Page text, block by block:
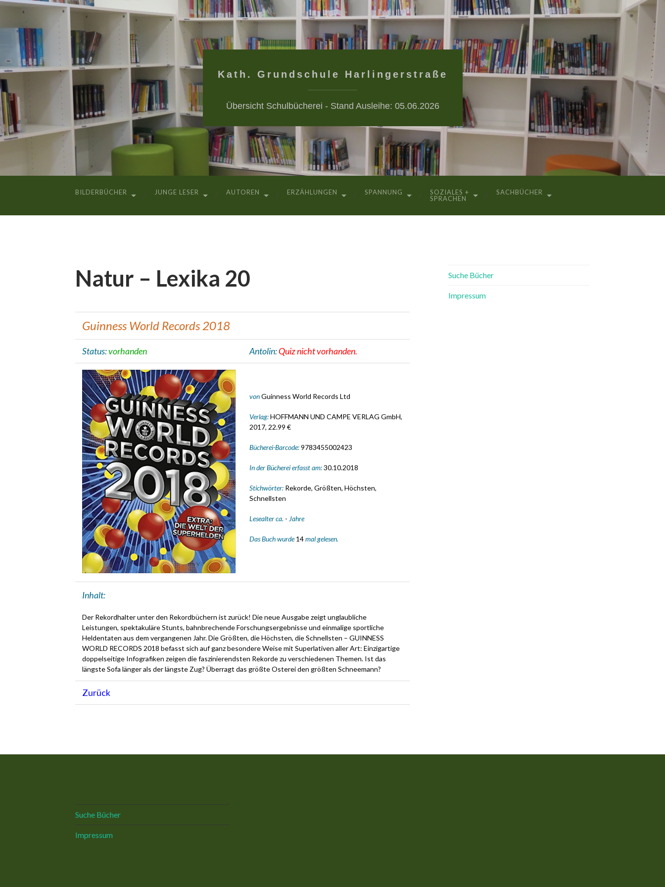
Kath. Grundschule Harlingerstraße
Übersicht Schulbücherei - Stand Ausleihe: 05.06.2026
BILDERBÜCHER JUNGE LESER AUTOREN ERZÄHLUNGEN SPANNUNG
SOZIALES +
SPRACHEN
SACHBÜCHER
Natur – Lexika 20
Guinness World Records 2018
Status:vorhanden Antolin:Quiz nicht vorhanden.
vonGuinness World Records Ltd
Verlag:HOFFMANN UND CAMPE VERLAG GmbH,
2017, 22.99 €
Bücherei-Barcode:9783455002423
In der Bücherei erfasst am:30.10.2018
Stichwörter: Rekorde, Größten, Höchsten,
Schnellsten
Lesealter ca. - Jahre
Das Buch wurde14mal gelesen.
Inhalt:
Der Rekordhalter unter den Rekordbüchern ist zurück! Die neue Ausgabe zeigt unglaubliche
Leistungen, spektakuläre Stunts, bahnbrechende Forschungsergebnisse und einmalige sportliche
Heldentaten aus dem vergangenen Jahr. Die Größten, die Höchsten, die Schnellsten – GUINNESS
WORLD RECORDS 2018 befasst sich auf ganz besondere Weise mit Superlativen aller Art: Einzigartige
doppelseitige Infografiken zeigen die faszinierendsten Rekorde zu verschiedenen Themen. Ist das
längste Sofa länger als der längste Zug? Überragt das größte Osterei den größten Schneemann?
Zurück
Suche Bücher
Impressum
Suche Bücher
Impressum